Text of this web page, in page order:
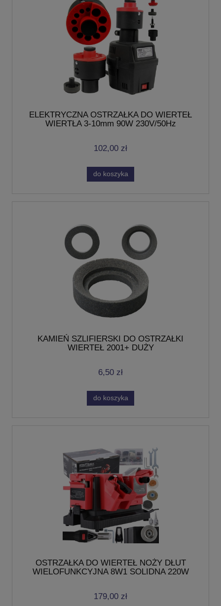
ELEKTRYCZNA OSTRZAŁKA DO WIERTEŁ
WIERTŁA 3-10mm 90W 230V/50Hz
102,00 zł
do koszyka
KAMIEŃ SZLIFIERSKI DO OSTRZAŁKI
WIERTEŁ 2001+ DUŻY
6,50 zł
do koszyka
OSTRZAŁKA DO WIERTEŁ NOŻY DŁUT
WIELOFUNKCYJNA 8W1 SOLIDNA 220W
179,00 zł